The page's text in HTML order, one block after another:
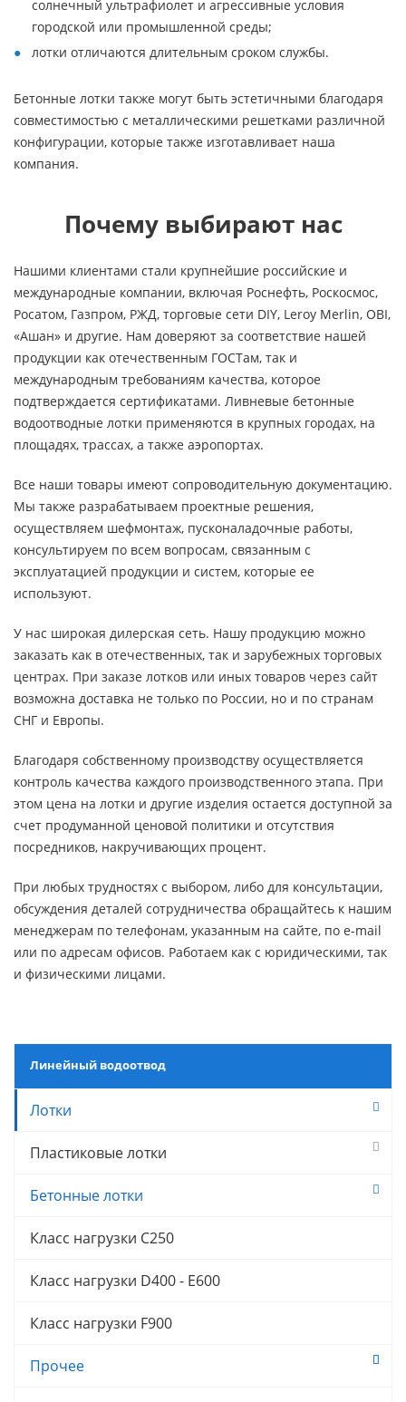
солнечный ультрафиолет и агрессивные условия
городской или промышленной среды;
лотки отличаются длительным сроком службы.
Бетонные лотки также могут быть эстетичными благодаря
совместимостью с металлическими решетками различной
конфигурации, которые также изготавливает наша
компания.
Почему выбирают нас
Нашими клиентами стали крупнейшие российские и
международные компании, включая Роснефть, Роскосмос,
Росатом, Газпром, РЖД, торговые сети DIY, Leroy Merlin, OBI,
«Ашан» и другие. Нам доверяют за соответствие нашей
продукции как отечественным ГОСТам, так и
международным требованиям качества, которое
подтверждается сертификатами. Ливневые бетонные
водоотводные лотки применяются в крупных городах, на
площадях, трассах, а также аэропортах.
Все наши товары имеют сопроводительную документацию.
Мы также разрабатываем проектные решения,
осуществляем шефмонтаж, пусконаладочные работы,
консультируем по всем вопросам, связанным с
эксплуатацией продукции и систем, которые ее
используют.
У нас широкая дилерская сеть. Нашу продукцию можно
заказать как в отечественных, так и зарубежных торговых
центрах. При заказе лотков или иных товаров через сайт
возможна доставка не только по России, но и по странам
СНГ и Европы.
Благодаря собственному производству осуществляется
контроль качества каждого производственного этапа. При
этом цена на лотки и другие изделия остается доступной за
счет продуманной ценовой политики и отсутствия
посредников, накручивающих процент.
При любых трудностях с выбором, либо для консультации,
обсуждения деталей сотрудничества обращайтесь к нашим
менеджерам по телефонам, указанным на сайте, по e-mail
или по адресам офисов. Работаем как с юридическими, так
и физическими лицами.
Линейный водоотвод
Лотки
Пластиковые лотки
Бетонные лотки
Класс нагрузки C250
Класс нагрузки D400 - E600
Класс нагрузки F900
Прочее